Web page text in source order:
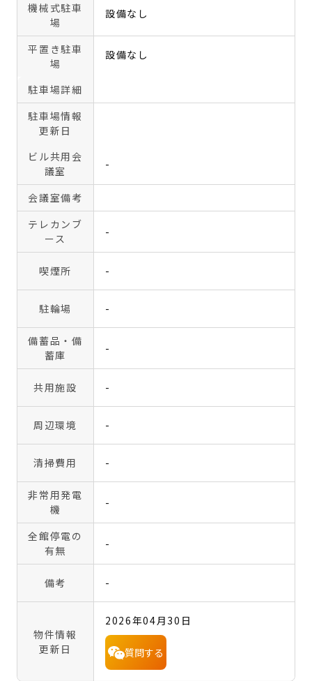
機械式駐車
場
設備なし
平置き駐車
場
設備なし
駐車場詳細
駐車場情報
更新日
ビル共用会
議室
-
会議室備考
テレカンブ
ース
-
喫煙所 -
駐輪場 -
備蓄品・備
蓄庫
-
共用施設 -
周辺環境 -
清掃費用 -
非常用発電
機
-
全館停電の
有無
-
備考 -
物件情報
更新日
2026年04月30日
質問する